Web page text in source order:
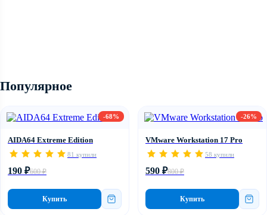
Популярное
-68%
AIDA64 Extreme Edition
81 купили
190 ₽600 ₽
Купить
-26%
VMware Workstation 17 Pro
58 купили
590 ₽800 ₽
Купить